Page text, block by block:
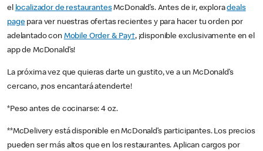
el localizador de restaurantesMcDonald’s. Antes de ir, exploradeals
pagepara ver nuestras ofertas recientes y para hacer tu orden por
adelantado con Mobile Order & Pay†, ¡disponible exclusivamente en el
app de McDonald’s!
La próxima vez que quieras darte un gustito, ve a un McDonald’s
cercano, ¡nos encantará atenderte!
*Peso antes de cocinarse: 4 oz.
**McDelivery está disponible en McDonald’s participantes. Los precios
pueden ser más altos que en los restaurantes. Aplican cargos por